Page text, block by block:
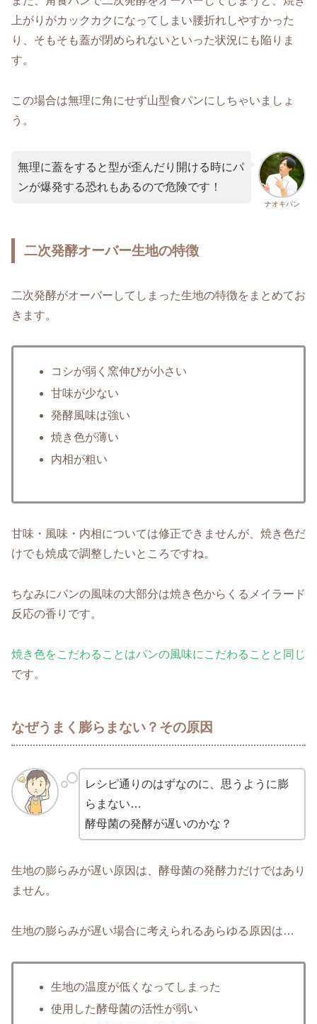
上がりがカックカクになってしまい腰折れしやすかった
り、そもそも蓋が閉められないといった状況にも陥りま
す。
この場合は無理に角にせず山型食パンにしちゃいましょ
う。
ナオキパン
無理に蓋をすると型が歪んだり開ける時にパ
ンが爆発する恐れもあるので危険です！
二次発酵オーバー生地の特徴
二次発酵がオーバーしてしまった生地の特徴をまとめてお
きます。
コシが弱く窯伸びが小さい
甘味が少ない
発酵風味は強い
焼き色が薄い
内相が粗い
甘味・風味・内相については修正できませんが、焼き色だ
けでも焼成で調整したいところですね。
ちなみにパンの風味の大部分は焼き色からくるメイラード
反応の香りです。
焼き色をこだわることはパンの風味にこだわることと同じ
です。
なぜうまく膨らまない？その原因
レシピ通りのはずなのに、思うように膨
らまない…
酵母菌の発酵が遅いのかな？
生地の膨らみが遅い原因は、酵母菌の発酵力だけではあり
ません。
生地の膨らみが遅い場合に考えられるあらゆる原因は…
生地の温度が低くなってしまった
使用した酵母菌の活性が弱い